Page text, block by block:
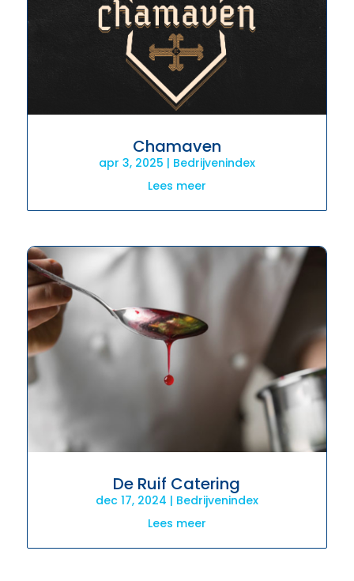
Chamaven
apr 3, 2025 | Bedrijvenindex
Lees meer
De Ruif Catering
dec 17, 2024 | Bedrijvenindex
Lees meer